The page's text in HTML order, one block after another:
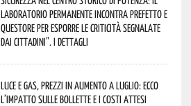
Laboratorio Permanente incontra Prefetto e
Questore per esporre le criticità segnalate
dai cittadini”. I dettagli
Luce e gas, prezzi in aumento a luglio: ecco
l’impatto sulle bollette e i costi attesi